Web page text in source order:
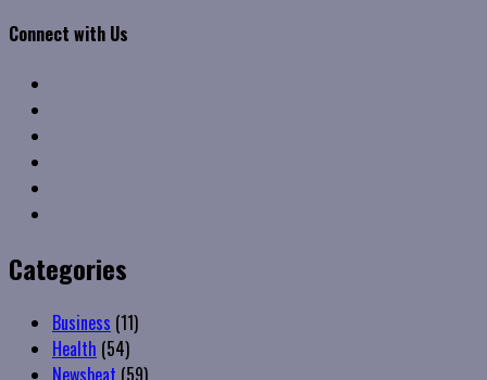
Connect with Us
Categories
Business (11)
Health (54)
Newsbeat (59)